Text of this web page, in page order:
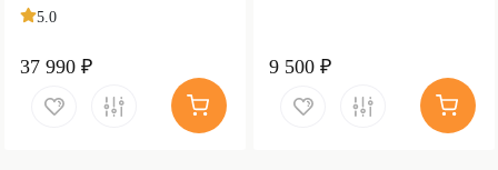
гарды и тыльника)
5.0
37 990 ₽ 9 500 ₽